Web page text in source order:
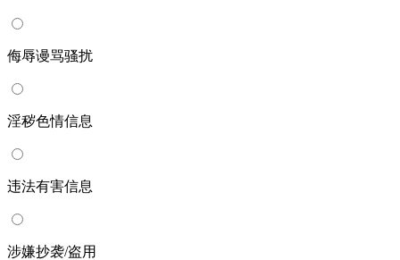
侮辱谩骂骚扰
淫秽色情信息
违法有害信息
涉嫌抄袭/盗用